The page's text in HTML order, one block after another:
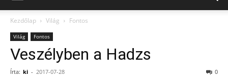
Kezdőlap Világ Fontos
Világ Fontos
Veszélyben a Hadzs
Írta: ki - 2017-07-28 0